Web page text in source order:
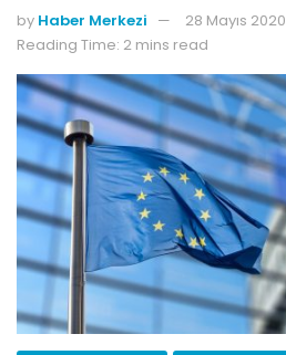
by Haber Merkezi
28 Mayıs 2020
Reading Time: 2 mins read